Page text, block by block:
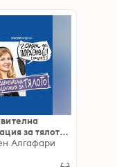
за тялото:
на Мадлен
Алгафари